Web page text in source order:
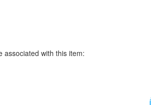
associated with this item: